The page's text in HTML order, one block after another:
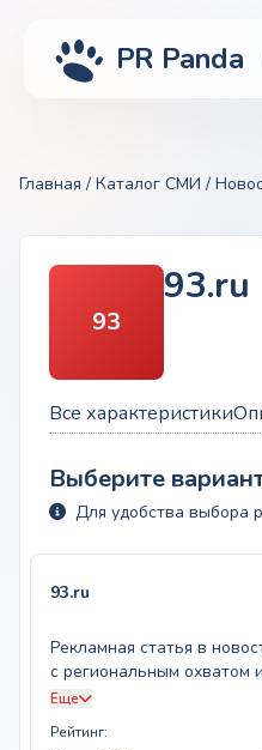
PR Panda
Главная / Каталог СМИ /
93
93.ru
Все характеристики
Выберите
Для удобства выбора
93.ru
Рекламная статья в
с региональным охватом и
тематическим фокусом
Еще
Рейтинг: